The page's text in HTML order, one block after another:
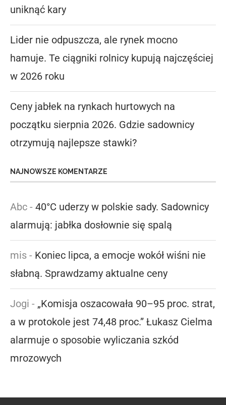
uniknąć kary
Lider nie odpuszcza, ale rynek mocno
hamuje. Te ciągniki rolnicy kupują najczęściej
w 2026 roku
Ceny jabłek na rynkach hurtowych na
początku sierpnia 2026. Gdzie sadownicy
otrzymują najlepsze stawki?
NAJNOWSZE KOMENTARZE
Abc - 40°C uderzy w polskie sady. Sadownicy
alarmują: jabłka dosłownie się spalą
mis - Koniec lipca, a emocje wokół wiśni nie
słabną. Sprawdzamy aktualne ceny
Jogi - „Komisja oszacowała 90–95 proc. strat,
a w protokole jest 74,48 proc.” Łukasz Cielma
alarmuje o sposobie wyliczania szkód
mrozowych